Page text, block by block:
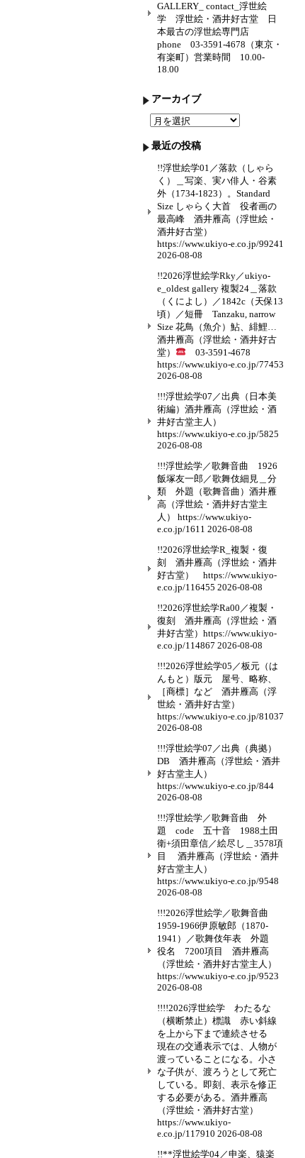
GALLERY_ contact_浮世絵
学 浮世絵・酒井好古堂 日
本最古の浮世絵専門店
phone 03-3591-4678（東京・
有楽町）営業時間 10.00-
18.00
アーカイブ
ア
ー
カ
イ
最近の投稿
!!浮世絵学01／落款（しゃら
く）＿写楽、実ハ俳人・谷素
外（1734-1823）。Standard
Size しゃらく大首 役者画の
最高峰 酒井雁高（浮世絵・
酒井好古堂）
https://www.ukiyo-e.co.jp/99241
2026-08-08
!!2026浮世絵学Rky／ukiyo-
e_oldest gallery 複製24＿落款
（くによし）／1842c（天保13
頃）／短冊 Tanzaku, narrow
Size 花鳥（魚介）鮎、緋鯉…
酒井雁高（浮世絵・酒井好古
堂）
03-3591-4678
https://www.ukiyo-e.co.jp/77453
2026-08-08
!!!浮世絵学07／出典（日本美
術編）酒井雁高（浮世絵・酒
井好古堂主人）
https://www.ukiyo-e.co.jp/5825
2026-08-08
!!!浮世絵学／歌舞音曲 1926
飯塚友一郎／歌舞伎細見＿分
類 外題（歌舞音曲）酒井雁
高（浮世絵・酒井好古堂主
人） https://www.ukiyo-
e.co.jp/1611 2026-08-08
!!2026浮世絵学R_複製・復
刻 酒井雁高（浮世絵・酒井
好古堂） https://www.ukiyo-
e.co.jp/116455 2026-08-08
!!2026浮世絵学Ra00／複製・
復刻 酒井雁高（浮世絵・酒
井好古堂）https://www.ukiyo-
e.co.jp/114867 2026-08-08
!!!2026浮世絵学05／板元（は
んもと）版元 屋号、略称、
［商標］など 酒井雁高（浮
世絵・酒井好古堂）
https://www.ukiyo-e.co.jp/81037
2026-08-08
!!!浮世絵学07／出典（典拠）
DB 酒井雁高（浮世絵・酒井
好古堂主人）
https://www.ukiyo-e.co.jp/844
2026-08-08
!!!浮世絵学／歌舞音曲 外
題 code 五十音 1988土田
衛+須田章信／絵尽し＿3578項
目 酒井雁高（浮世絵・酒井
好古堂主人）
https://www.ukiyo-e.co.jp/9548
2026-08-08
!!!2026浮世絵学／歌舞音曲
1959-1966伊原敏郎（1870-
1941）／歌舞伎年表 外題
役名 7200項目 酒井雁高
（浮世絵・酒井好古堂主人）
https://www.ukiyo-e.co.jp/9523
2026-08-08
!!!!2026浮世絵学 わたるな
（横断禁止）標識 赤い斜線
を上から下まで連続させる
現在の交通表示では、人物が
渡っていることになる。小さ
な子供が、渡ろうとして死亡
している。即刻、表示を修正
する必要がある。酒井雁高
（浮世絵・酒井好古堂）
https://www.ukiyo-
e.co.jp/117910 2026-08-08
!!**浮世絵学04／申楽、猿楽